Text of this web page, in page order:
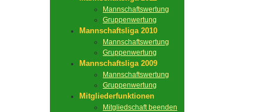
Mannschaftswertung
Gruppenwertung
Mannschaftsliga 2010
Mannschaftswertung
Gruppenwertung
Mannschaftsliga 2009
Mannschaftswertung
Gruppenwertung
Mitgliederfunktionen
Mitgliedschaft beenden